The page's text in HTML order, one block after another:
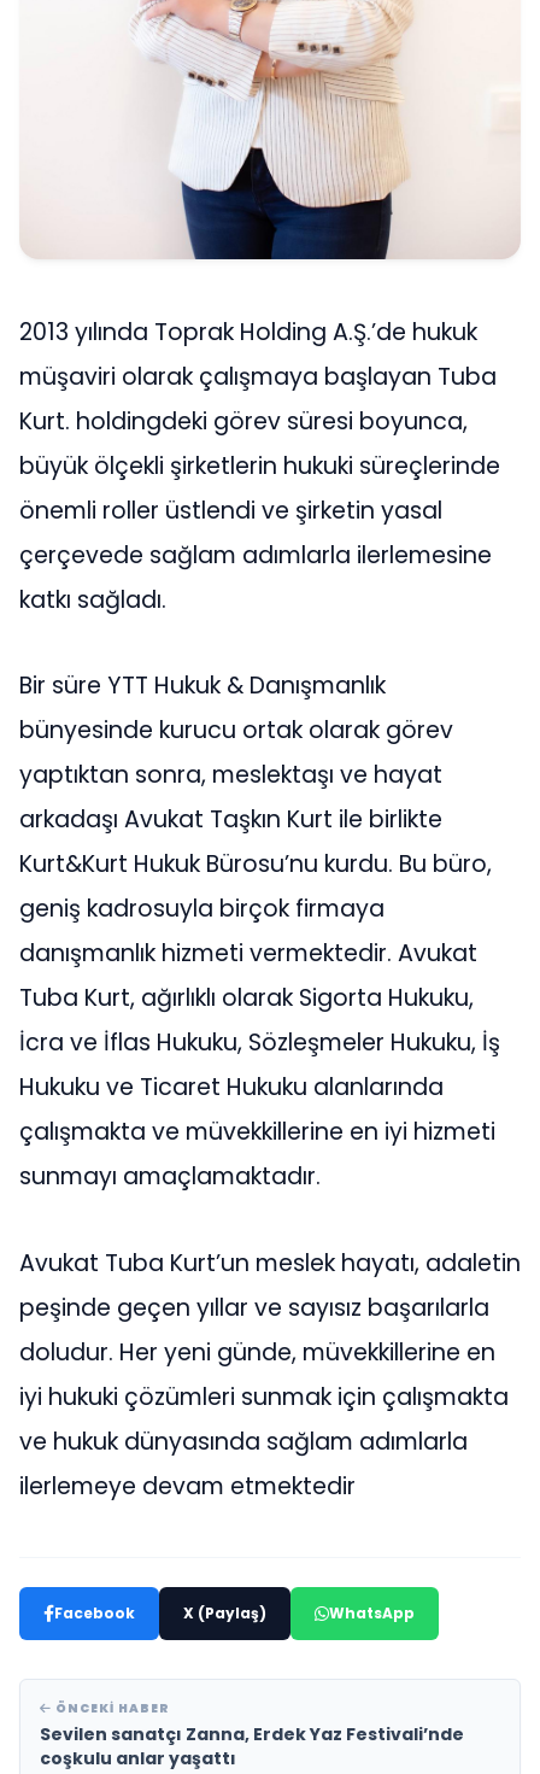
2013 yılında Toprak Holding A.Ş.’de hukuk
müşaviri olarak çalışmaya başlayan Tuba
Kurt. holdingdeki görev süresi boyunca,
büyük ölçekli şirketlerin hukuki süreçlerinde
önemli roller üstlendi ve şirketin yasal
çerçevede sağlam adımlarla ilerlemesine
katkı sağladı.
Bir süre YTT Hukuk & Danışmanlık
bünyesinde kurucu ortak olarak görev
yaptıktan sonra, meslektaşı ve hayat
arkadaşı Avukat Taşkın Kurt ile birlikte
Kurt&Kurt Hukuk Bürosu’nu kurdu. Bu büro,
geniş kadrosuyla birçok firmaya
danışmanlık hizmeti vermektedir. Avukat
Tuba Kurt, ağırlıklı olarak Sigorta Hukuku,
İcra ve İflas Hukuku, Sözleşmeler Hukuku, İş
Hukuku ve Ticaret Hukuku alanlarında
çalışmakta ve müvekkillerine en iyi hizmeti
sunmayı amaçlamaktadır.
Avukat Tuba Kurt’un meslek hayatı, adaletin
peşinde geçen yıllar ve sayısız başarılarla
doludur. Her yeni günde, müvekkillerine en
iyi hukuki çözümleri sunmak için çalışmakta
ve hukuk dünyasında sağlam adımlarla
ilerlemeye devam etmektedir
Facebook X (Paylaş) WhatsApp
ÖNCEKI HABER
Sevilen sanatçı Zanna, Erdek Yaz Festivali’nde
coşkulu anlar yaşattı